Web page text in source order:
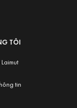
TÔI
tin